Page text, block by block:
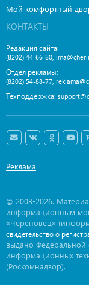
Мой комфортный
КОНТАКТЫ
Редакция сайта:
(8202) 44-66-80,
Отдел рекламы:
(8202) 54-88-77,
Техподдержка:
Реклама
© 2003-2026.
информационным
«Череповец»
свидетельство о
выдано Федеральной
информационных
(Роскомнадзор).